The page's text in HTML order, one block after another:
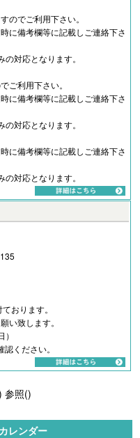
のでご利用下さい。
に備考欄等に記載しご連絡下さ
対応となります。
ご利用下さい。
に備考欄等に記載しご連絡下さ
対応となります。
に備考欄等に記載しご連絡下さ
対応となります。
おります。
い致します。
認ください。
参照()
レンダー